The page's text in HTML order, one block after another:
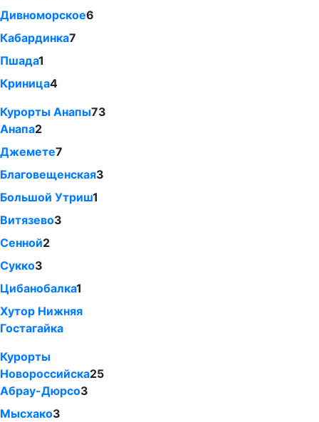
Дивноморское6
Кабардинка7
Пшада1
Криница4
Курорты Анапы73
Анапа2
Джемете7
Благовещенская3
Большой Утриш1
Витязево3
Сенной2
Сукко3
Цибанобалка1
Хутор Нижняя
Гостагайка
Курорты
Новороссийска25
Абрау-Дюрсо3
Мысхако3